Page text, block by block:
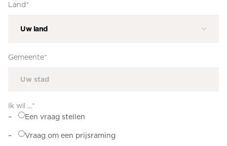
Land*
Gemeente*
Ik wil ...*
Een vraag stellen
Vraag om een prijsraming